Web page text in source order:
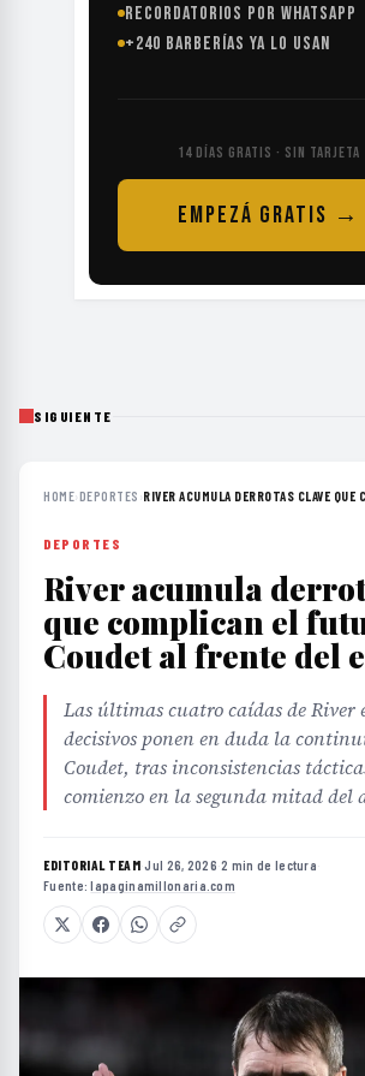
RECORDATORIOS POR WHATSAPP
+240 BARBERÍAS YA LO USAN
14 DÍAS GRATIS · SIN TARJETA
EMPEZÁ GRATIS →
SIGUIENTE
HOME›DEPORTES ›RIVER ACUMULA DERROTAS CLAVE QUE
DEPORTES
River acumula
que complican el
Coudet al frente del
Las últimas cuatro caídas de River
decisivos ponen en duda la
Coudet, tras inconsistencias
comienzo en la segunda mitad del
EDITORIAL TEAM·Jul 26, 2026·2 min de lectura·
Fuente:lapaginamillonaria.com